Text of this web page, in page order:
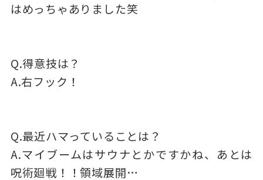
はめっちゃありました笑
Q.得意技は？
A.右フック！
Q.最近ハマっていることは？
A.マイブームはサウナとかですかね、あとは
呪術廻戦！！領域展開…